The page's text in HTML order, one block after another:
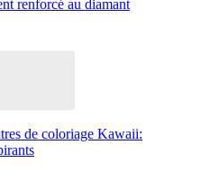
renforcé au diamant
de coloriage Kawaii: